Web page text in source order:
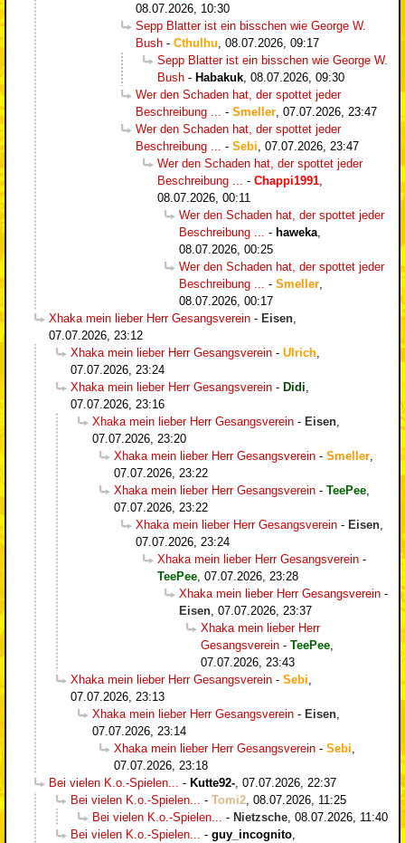
08.07.2026, 10:30
Sepp Blatter ist ein bisschen wie George W.
Bush - Cthulhu 08.07.2026, 09:17
Sepp Blatter ist ein bisschen wie George W.
Bush - Habakuk 08.07.2026, 09:30
Wer den Schaden hat, der spottet jeder
Beschreibung ...
- Smeller 07.07.2026, 23:47
Wer den Schaden hat, der spottet jeder
Beschreibung ...
- Sebi 07.07.2026, 23:47
Wer den Schaden hat, der spottet jeder
Beschreibung ...
- Chappi1991
08.07.2026, 00:11
Wer den Schaden hat, der spottet jeder
Beschreibung ...
- haweka
08.07.2026, 00:25
Wer den Schaden hat, der spottet jeder
Beschreibung ...
- Smeller
08.07.2026, 00:17
Xhaka mein lieber Herr Gesangsverein - Eisen
07.07.2026, 23:12
Xhaka mein lieber Herr Gesangsverein - Ulrich
07.07.2026, 23:24
Xhaka mein lieber Herr Gesangsverein - Didi
07.07.2026, 23:16
Xhaka mein lieber Herr Gesangsverein - Eisen
07.07.2026, 23:20
Xhaka mein lieber Herr Gesangsverein - Smeller
07.07.2026, 23:22
Xhaka mein lieber Herr Gesangsverein - TeePee
07.07.2026, 23:22
Xhaka mein lieber Herr Gesangsverein - Eisen
07.07.2026, 23:24
Xhaka mein lieber Herr Gesangsverein -
TeePee 07.07.2026, 23:28
Xhaka mein lieber Herr Gesangsverein -
Eisen 07.07.2026, 23:37
Xhaka mein lieber Herr
Gesangsverein - TeePee
07.07.2026, 23:43
Xhaka mein lieber Herr Gesangsverein - Sebi
07.07.2026, 23:13
Xhaka mein lieber Herr Gesangsverein - Eisen
07.07.2026, 23:14
Xhaka mein lieber Herr Gesangsverein - Sebi
07.07.2026, 23:18
Bei vielen K.o.-Spielen...
- Kutte92- 07.07.2026, 22:37
Bei vielen K.o.-Spielen...
- Tomi2 08.07.2026, 11:25
Bei vielen K.o.-Spielen...
- Nietzsche 08.07.2026, 11:40
Bei vielen K.o.-Spielen...
- guy_incognito